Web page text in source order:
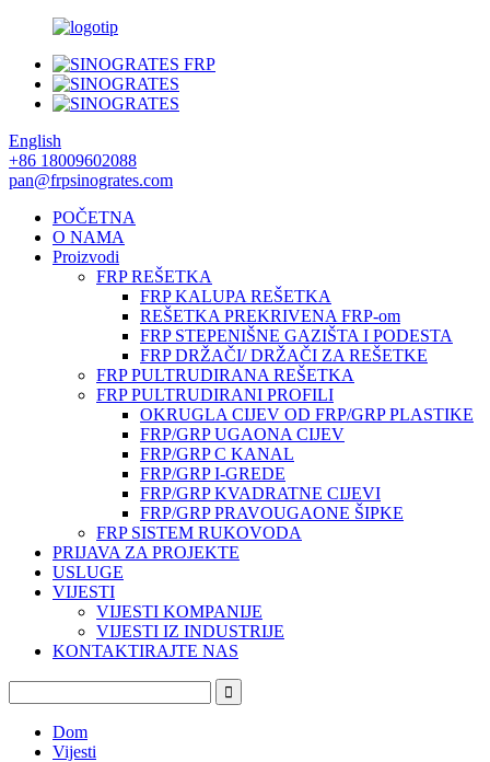
English
+86 18009602088
pan@frpsinogrates.com
POČETNA
O NAMA
Proizvodi
FRP REŠETKA
FRP KALUPA REŠETKA
REŠETKA PREKRIVENA FRP-om
FRP STEPENIŠNE GAZIŠTA I PODESTA
FRP DRŽAČI/ DRŽAČI ZA REŠETKE
FRP PULTRUDIRANA REŠETKA
FRP PULTRUDIRANI PROFILI
OKRUGLA CIJEV OD FRP/GRP PLASTIKE
FRP/GRP UGAONA CIJEV
FRP/GRP C KANAL
FRP/GRP I-GREDE
FRP/GRP KVADRATNE CIJEVI
FRP/GRP PRAVOUGAONE ŠIPKE
FRP SISTEM RUKOVODA
PRIJAVA ZA PROJEKTE
USLUGE
VIJESTI
VIJESTI KOMPANIJE
VIJESTI IZ INDUSTRIJE
KONTAKTIRAJTE NAS
Dom
Vijesti